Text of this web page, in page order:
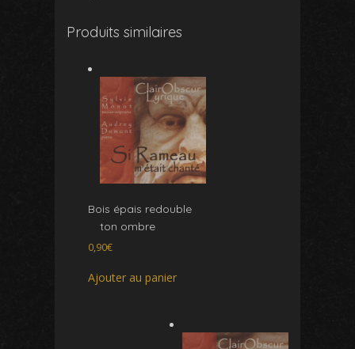
oiseaux
Produits similaires
Bois épais redouble
ton ombre
0,90€
Ajouter au panier